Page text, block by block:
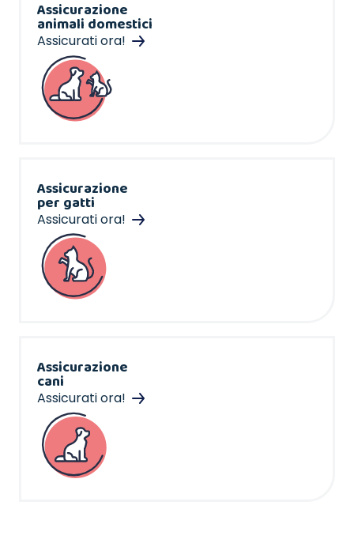
Assicurazione
animali domestici
Assicurati ora!
Assicurazione
per gatti
Assicurati ora!
Assicurazione
cani
Assicurati ora!